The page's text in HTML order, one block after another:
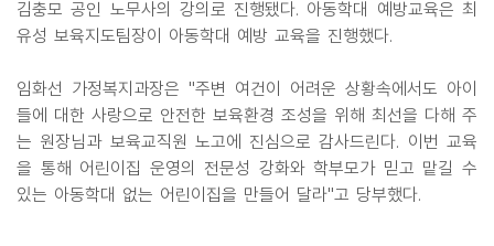
김충모 공인 노무사의 강의로 진행됐다. 아동학대 예방교육은 최
유성 보육지도팀장이 아동학대 예방 교육을 진행했다.
임화선 가정복지과장은 "주변 여건이 어려운 상황속에서도 아이
들에 대한 사랑으로 안전한 보육환경 조성을 위해 최선을 다해 주
는 원장님과 보육교직원 노고에 진심으로 감사드린다. 이번 교육
을 통해 어린이집 운영의 전문성 강화와 학부모가 믿고 맡길 수
있는 아동학대 없는 어린이집을 만들어 달라"고 당부했다.